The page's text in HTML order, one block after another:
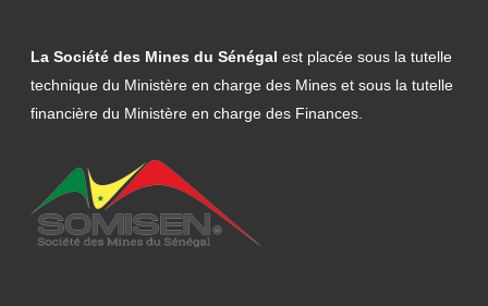
La Société des Mines du Sénégal est placée sous la tutelle
technique du Ministère en charge des Mines et sous la tutelle
financière du Ministère en charge des Finances.